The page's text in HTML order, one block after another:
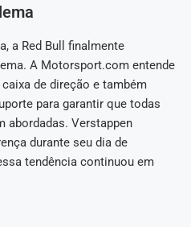
a Red Bull finalmente
A Motorsport.com entende
de direção e também
para garantir que todas
abordadas. Verstappen
durante seu dia de
tendência continuou em